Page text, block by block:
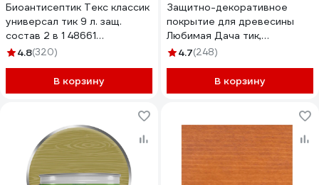
Биоантисептик Текс классик
универсал тик 9 л. защ.
состав 2 в 1 48661
700008168
4.8(320)
В корзину
Защитно-декоративное
покрытие для древесины
Любимая Дача тик,
полуматовое, 9 л 45322
4.7(248)
В корзину